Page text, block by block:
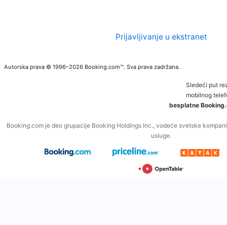
Prijavljivanje u ekstranet
Autorska prava © 1996–2026 Booking.com™. Sva prava zadržana.
Sledeći put
mobilnog
besplatne
Booking.com je deo grupacije Booking Holdings Inc., vodeće svetske
usluge.